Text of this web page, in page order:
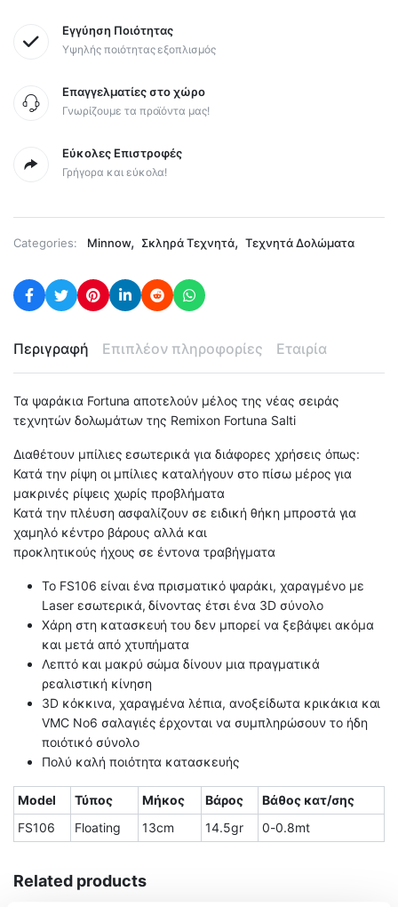
Εγγύηση Ποιότητας
Υψηλής ποιότητας εξοπλισμός
Επαγγελματίες στο χώρο
Γνωρίζουμε τα προϊόντα μας!
Εύκολες Επιστροφές
Γρήγορα και εύκολα!
Categories: Minnow, Σκληρά Τεχνητά, Τεχνητά Δολώματα
Περιγραφή Επιπλέον πληροφορίες Εταιρία
Τα ψαράκια Fortuna αποτελούν μέλος της νέας σειράς
τεχνητών δολωμάτων της Remixon Fortuna Salti
Διαθέτουν μπίλιες εσωτερικά για διάφορες χρήσεις όπως:
Κατά την ρίψη οι μπίλιες καταλήγουν στο πίσω μέρος για
μακρινές ρίψεις χωρίς προβλήματα
Κατά την πλέυση ασφαλίζουν σε ειδική θήκη μπροστά για
χαμηλό κέντρο βάρους αλλά και
προκλητικούς ήχους σε έντονα τραβήγματα
Το FS106 είναι ένα πρισματικό ψαράκι, χαραγμένο με
Laser εσωτερικά, δίνοντας έτσι ένα 3D σύνολο
Χάρη στη κατασκευή του δεν μπορεί να ξεβάψει ακόμα
και μετά από χτυπήματα
Λεπτό και μακρύ σώμα δίνουν μια πραγματικά
ρεαλιστική κίνηση
3D κόκκινα, χαραγμένα λέπια, ανοξείδωτα κρικάκια και
VMC Νο6 σαλαγιές έρχονται να συμπληρώσουν το ήδη
ποιότικό σύνολο
Πολύ καλή ποιότητα κατασκευής
Model Τύπος Μήκος Βάρος
Βάθος κατ/σης
FS106
Floating 13cm 14.5gr 0-0.8mt
Related products